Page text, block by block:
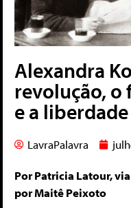
Alexandra
revolução, o
e a liberdade
LavraPalavra
Por Patricia Latour, via
por Maitê Peixoto